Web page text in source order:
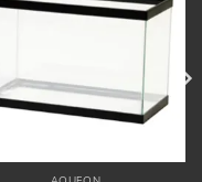
à la
liste
d’envies